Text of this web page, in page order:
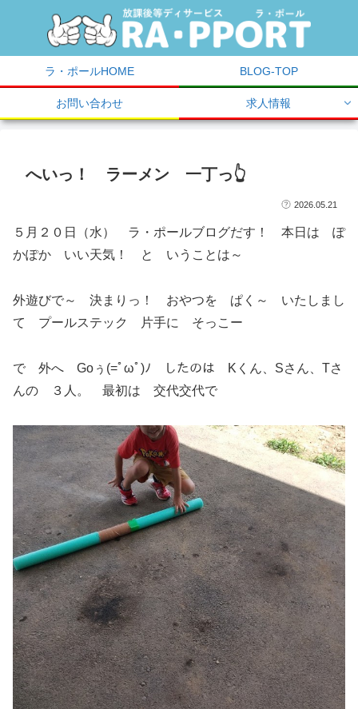
ラ・ポールHOME BLOG-TOP
お問い合わせ 求人情報
へいっ！ ラーメン 一丁っ👆
2026.05.21
５月２０日（水） ラ・ポールブログだす！ 本日は ぽ
かぽか いい天気！ と いうことは～
外遊びで～ 決まりっ！ おやつを ぱく～ いたしまし
て プールステック 片手に そっこー
で 外へ Goぅ(=ﾟωﾟ)ﾉ したのは Kくん、Sさん、Tさ
んの ３人。 最初は 交代交代で